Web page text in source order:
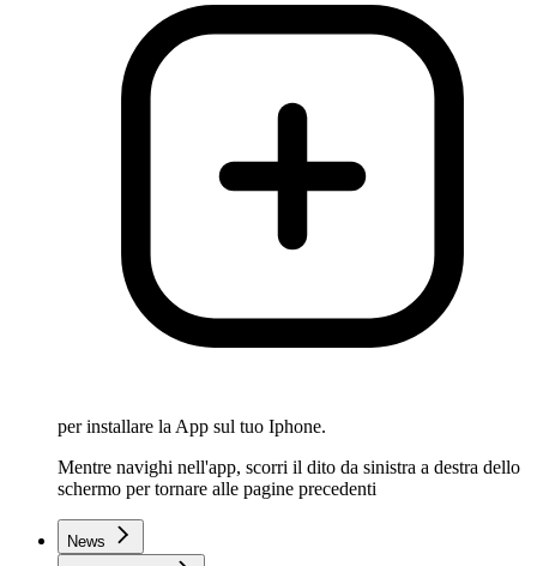
per installare la App sul tuo Iphone.
Mentre navighi nell'app, scorri il dito da sinistra a destra dello
schermo per tornare alle pagine precedenti
News